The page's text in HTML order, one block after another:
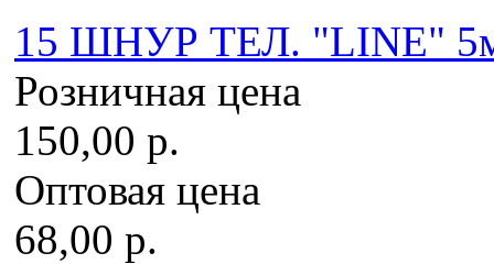
15 ШНУР ТЕЛ. "LINE"
Розничная цена
150,00 р.
Оптовая цена
68,00 р.